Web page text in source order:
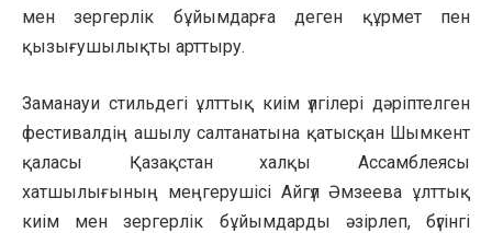
мен зергерлік бұйымдарға деген құрмет пен
қызығушылықты арттыру.
Заманауи стильдегі ұлттық киім үлгілері дәріптелген
фестивалдің ашылу салтанатына қатысқан Шымкент
қаласы Қазақстан халқы Ассамблеясы
хатшылығының меңгерушісі Айгүл Әмзеева ұлттық
киім мен зергерлік бұйымдарды әзірлеп, бүгінгі